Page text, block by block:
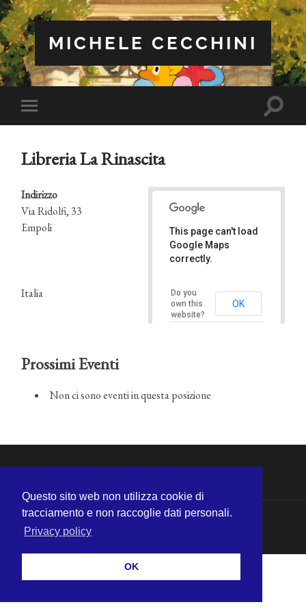
MICHELE CECCHINI
Attiva/disattiva
il
sui
dispositivi
Attiva/
Libreria La Rinascita
Libreria La Rinascita
Via Ridolfi, 33 - Empoli
Eventi
This page can't load
Google Maps
correctly.
Do you
own this
website?
OK
Indirizzo
Via Ridolfi, 33
Empoli
Italia
Prossimi Eventi
Non ci sono eventi in questa posizione
© 2026
Questo sito web non utilizza cookie di
tracciamento e non raccoglie dati personali.
Privacy policy
OK